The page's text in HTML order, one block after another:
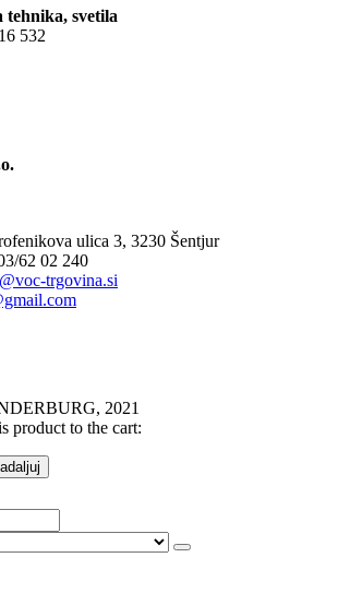
tehnika, svetila
532
ulica 3, 3230 Šentjur
62 02 240
trgovina.si
2021
product to the cart: